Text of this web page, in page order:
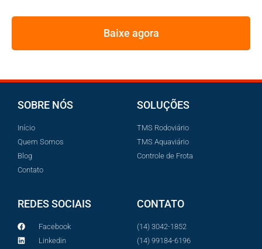
Baixe agora
SOBRE NÓS
Início
Quem Somos
Blog
Contato
SOLUÇÕES
TMS Rodoviário
TMS Aquaviário
Controle de Frota
REDES SOCIAIS
Facebook
Linkedin
CONTATO
(14) 3042-1852
(14) 99184-6196